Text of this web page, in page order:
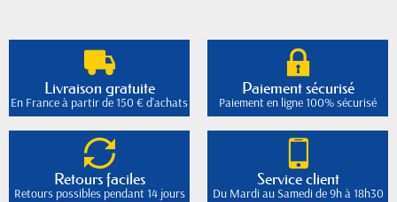
Livraison gratuite
En France à partir de 150 € d'achats
Paiement sécurisé
Paiement en ligne 100% sécurisé
Retours faciles
Retours possibles pendant 14 jours
Service client
Du Mardi au Samedi de 9h à 18h30